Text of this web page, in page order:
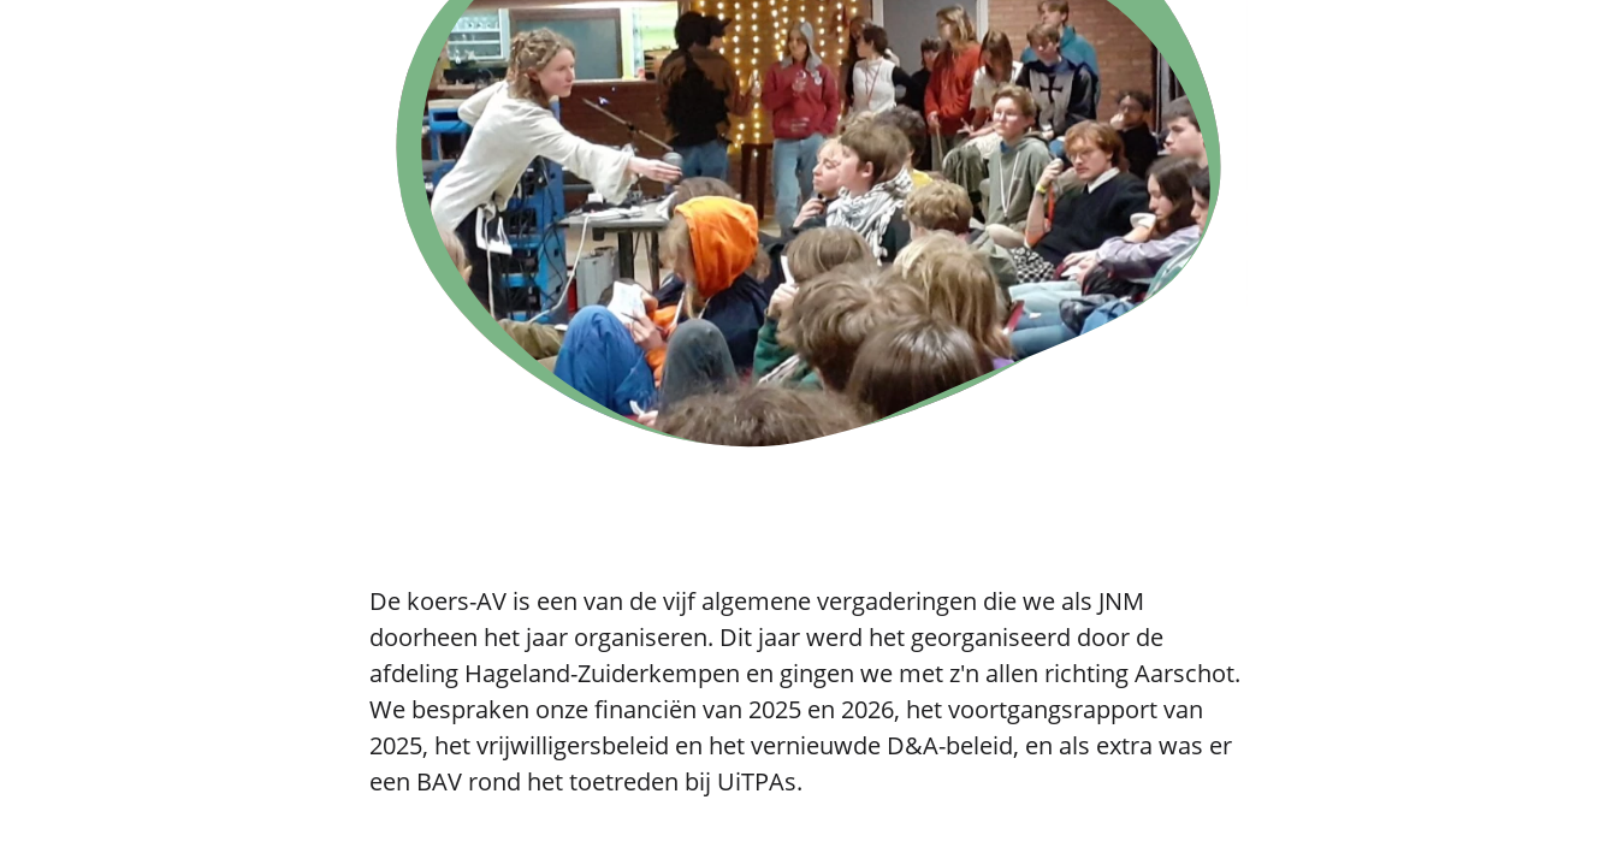
De koers-AV is een van de vijf algemene vergaderingen die we als JNM
doorheen het jaar organiseren. Dit jaar werd het georganiseerd door de
afdeling Hageland-Zuiderkempen en gingen we met z'n allen richting Aarschot.
We bespraken onze financiën van 2025 en 2026, het voortgangsrapport van
2025, het vrijwilligersbeleid en het vernieuwde D&A-beleid, en als extra was er
een BAV rond het toetreden bij UiTPAs.